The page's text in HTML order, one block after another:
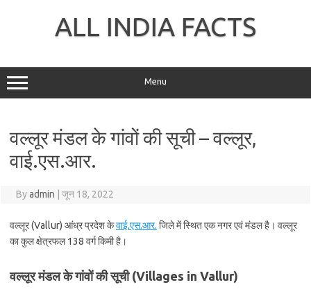
ALL INDIA FACTS
Menu
वल्लूर मंडल के गांवों की सूची – वल्लूर,
वाई.एस.आर.
Byadmin जून 18, 2022
वल्लूर (Vallur) आंध्र प्रदेश केवाई.एस.आर. जिले में स्थित एक नगर एवं मंडल है। वल्लूर
का कुल क्षेत्रफल 138 वर्ग किमी है।
वल्लूर मंडल के गांवों की सूची (Villages in Vallur)